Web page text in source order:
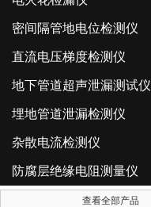
密间隔管地电位检测仪
直流电压梯度检测仪
地下管道超声泄漏测试仪
埋地管道泄漏检测仪
杂散电流检测仪
防腐层绝缘电阻测量仪
查看全部产品